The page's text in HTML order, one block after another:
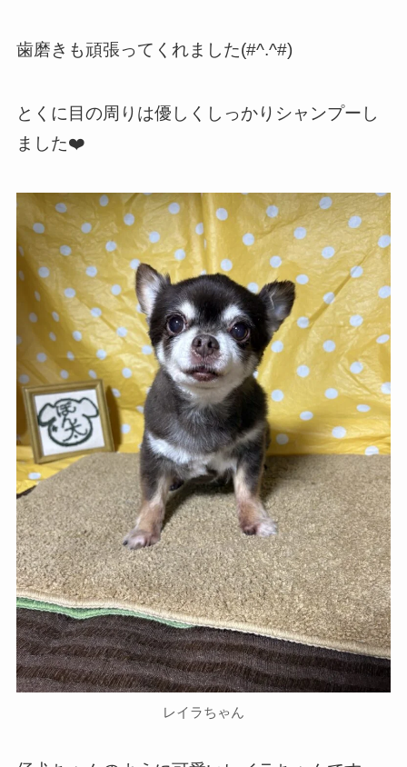
歯磨きも頑張ってくれました(#^.^#)
とくに目の周りは優しくしっかりシャンプーし
ました❤️
レイラちゃん